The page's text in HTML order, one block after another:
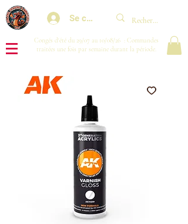
Se connecter
Congés d'été du 29/07 au 10/08/26 : Commandes
traitées une fois par semaine durant la période.